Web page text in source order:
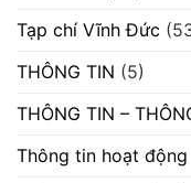
Tạp chí Vĩnh Đức
THÔNG TIN (5)
THÔNG TIN –
Thông tin hoạt động